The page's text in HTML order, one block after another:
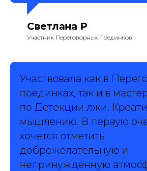
Светлана Р
Участник Переговорных Поединков
Участвовала как в
поединках, так и в
по Детекции лжи,
мышлению. В первую
хочется отметить
доброжелательную и
непринуждённую